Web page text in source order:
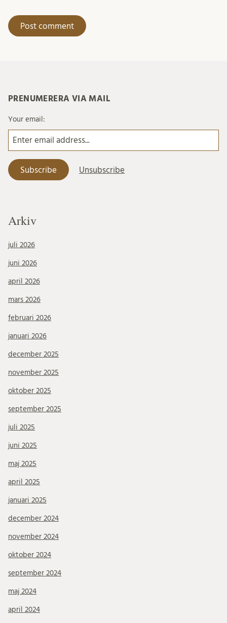
PRENUMERERA VIA MAIL
Your email:
Arkiv
juli 2026
juni 2026
april 2026
mars 2026
februari 2026
januari 2026
december 2025
november 2025
oktober 2025
september 2025
juli 2025
juni 2025
maj 2025
april 2025
januari 2025
december 2024
november 2024
oktober 2024
september 2024
maj 2024
april 2024